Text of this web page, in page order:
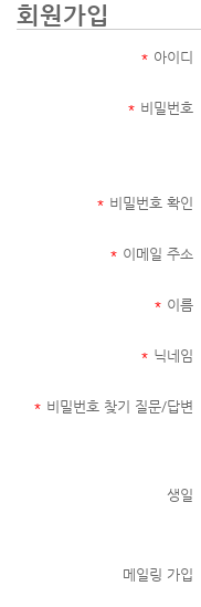
회원가입
* 아이디
* 비밀번호
* 비밀번호 확인
* 이메일 주소
* 이름
* 닉네임
* 비밀번호 찾기 질문/답변
생일
메일링 가입